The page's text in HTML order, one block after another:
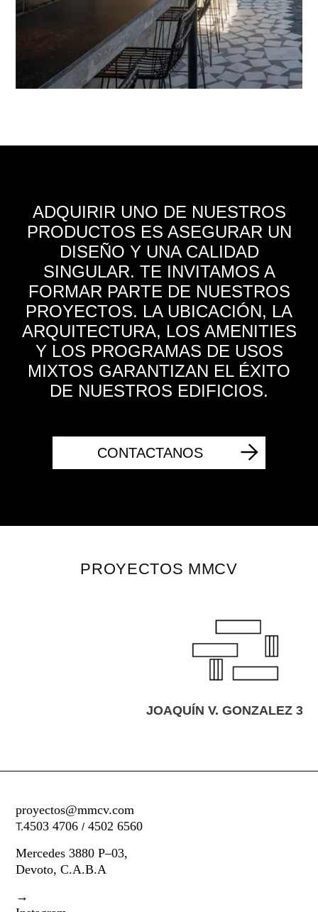
ADQUIRIR UNO DE NUESTROS
PRODUCTOS ES ASEGURAR UN
DISEÑO Y UNA CALIDAD
SINGULAR. TE INVITAMOS A
FORMAR PARTE DE NUESTROS
PROYECTOS. LA UBICACIÓN, LA
ARQUITECTURA, LOS AMENITIES
Y LOS PROGRAMAS DE USOS
MIXTOS GARANTIZAN EL ÉXITO
DE NUESTROS EDIFICIOS.
CONTACTANOS
PROYECTOS MMCV
JOAQUÍN V. GONZALEZ 3687
proyectos@mmcv.com
T.4503 4706 / 4502 6560
Mercedes 3880 P–03,
Devoto, C.A.B.A
→